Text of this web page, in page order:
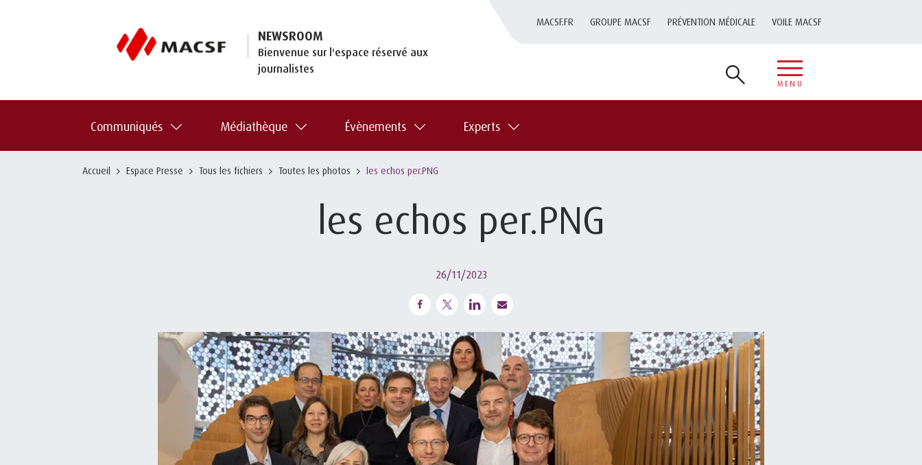
NEWSROOM
Bienvenue sur l'espace réservé aux
journalistes
MACSF.FR GROUPE MACSF PRÉVENTION MÉDICALE VOILE MACSF
MENU
Communiqués Médiathèque Évènements Experts
Accueil Espace Presse Tous les fichiers Toutes les photos les echos per.PNG
les echos per.PNG
26/11/2023